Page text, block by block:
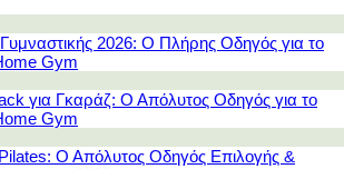
2026: Ο Πλήρης Οδηγός για το
Gym
για Γκαράζ: Ο Απόλυτος Οδηγός για το
Gym
Ο Απόλυτος Οδηγός Επιλογής &